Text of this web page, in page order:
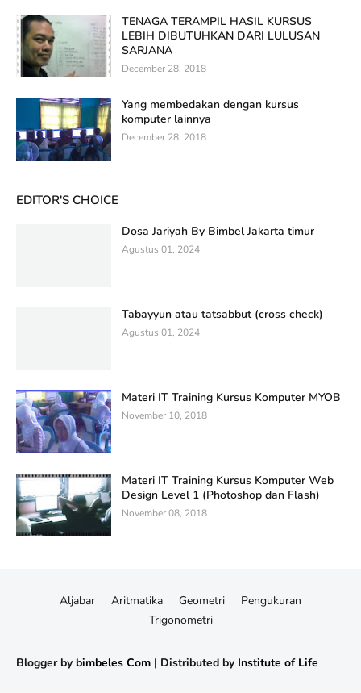
TENAGA TERAMPIL HASIL KURSUS
LEBIH DIBUTUHKAN DARI LULUSAN
SARJANA
December 28, 2018
Yang membedakan dengan kursus
komputer lainnya
December 28, 2018
EDITOR'S CHOICE
Dosa Jariyah By Bimbel Jakarta timur
Agustus 01, 2024
Tabayyun atau tatsabbut (cross check)
Agustus 01, 2024
Materi IT Training Kursus Komputer MYOB
November 10, 2018
Materi IT Training Kursus Komputer Web
Design Level 1 (Photoshop dan Flash)
November 08, 2018
Blogger by bimbeles Com | Distributed by Institute of Life
Aljabar Aritmatika Geometri
Pengukuran
Trigonometri